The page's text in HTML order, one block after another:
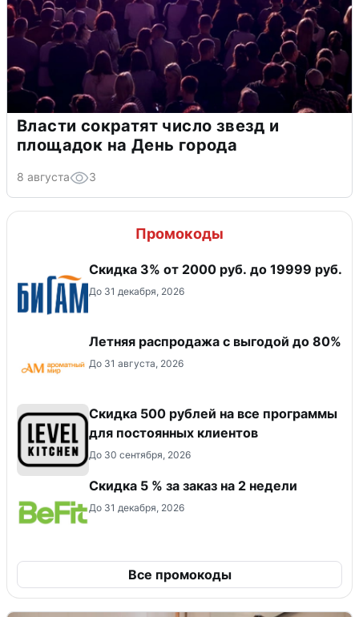
Власти сократят число звезд и
площадок на День города
8 августа 3
Промокоды
​Скидка 3% от 2000 руб. до 19999 руб.
До 31 декабря, 2026
Летняя распродажа с выгодой до 80%
До 31 августа, 2026
Скидка 500 рублей на все программы
для постоянных клиентов
До 30 сентября, 2026
Скидка 5 % за заказ на 2 недели
До 31 декабря, 2026
Все промокоды